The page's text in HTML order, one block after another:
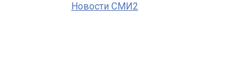
Новости СМИ2